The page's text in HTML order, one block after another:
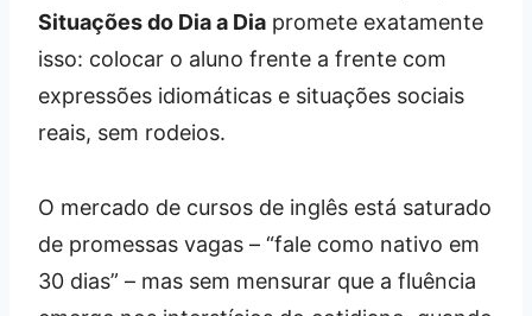
Situações do Dia a Dia promete exatamente
isso: colocar o aluno frente a frente com
expressões idiomáticas e situações sociais
reais, sem rodeios.
O mercado de cursos de inglês está saturado
de promessas vagas – “fale como nativo em
30 dias” – mas sem mensurar que a fluência